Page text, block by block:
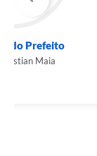
Secretaria